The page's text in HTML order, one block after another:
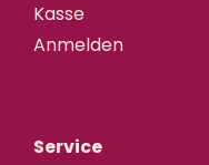
Kasse
Anmelden
Service